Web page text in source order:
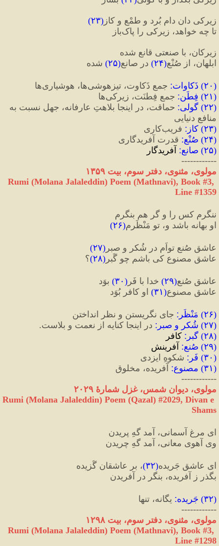
زیرکی دان دامِ بُرد و طمْع و کاز (۲۳)
تا چه خواهد، زیرکی را پاک‌باز
زیرکان، با صنعتی قانع شده
ابلهان، از صُنْع(۲۴) در صانع(۲۵) شده
( ۲۰) ذَکاوات: جمعِ ذَکاوت، تیزهوشی‌ها، هوشیاری‌ها
(۲۱) فِطَن: جمعِ فِطنَت، زیرکی‌ها
(۲۲) گولی:
منافعِ دنیایی
(۲۳) کاز : فریب‌کاری
(۲۴) صُنْع: قدرت آفریدگاری
(۲۵) صانع: آفریدگار
------------
مولوی، مثنوی، دفتر سوم، بیت ۱۳۵۹
Rumi (Molana Jalaleddin) Poem (Mathnavi), Book #3,
Line #1359
ننگرم کس را و گر هم بنگرم
او بهانه باشد و، تو مَنْظَرم(۲۶)
عاشقِ صُنعِ تواَم در شُکر و صبر (۲۷)
عاشقِ مصنوع کی باشم چو گَبر (۲۸)؟
عاشقِ صُنعِ(۲۹) خدا با فَر ( ۳۰) بوَد
عاشقِ مصنوعِ(۳۱) او کافر بُوَد
(۲۶) مَنْظَر : جای نگریستن و نظر انداختن
(۲۷) شُکر و صبر : در اینجا کنایه از نعمت و بلاست.
(۲۸) گبر : کافر
(۲۹) صُنع: آفرینش
( ۳۰) فَر : شکوهِ ایزدی
(۳۱) مصنوع: آفریده، مخلوق
------------
مولوی، دیوان شمس، غزل شمارهٔ ۲۰۲۹
Rumi (Molana Jalaleddin) Poem (Qazal) #2029, Divan e
Shams
ای مرغ آسمانی، آمد گهِ پریدن
وی آهوی معانی، آمد گهِ چریدن
ای عاشقِ جَریده(۳۲)، بر عاشقان گُزیده
بگذر ز آفریده، بنگر در آفریدن
(۳۲) جَریده: یگانه، تنها
------------
مولوی، مثنوی، دفتر سوم، بیت ۱۲۹۸
Rumi (Molana Jalaleddin) Poem (Mathnavi), Book #3,
Line #1298